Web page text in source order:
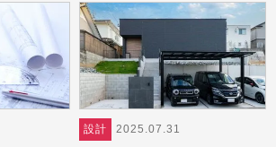
設計 2025.07.31